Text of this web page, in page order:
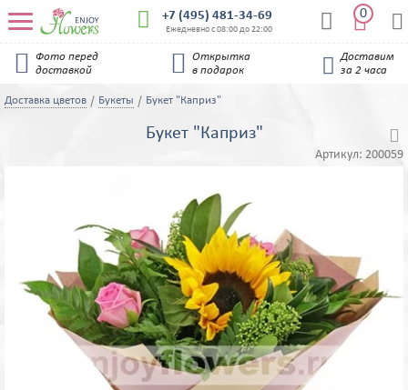
 +7 (495) 481-34-69
Ежедневно с 08:00 до 22:00  
0 

Фото перед
доставкой

Открытка
в подарок

Доставим
за 2 часа
Доставка цветов Букеты Букет "Каприз"
Букет "Каприз"
Артикул: 200059
